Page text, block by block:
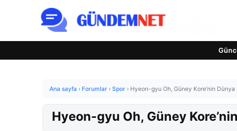
Ana sayfa › Forumlar › Spor › Hyeon-gyu Oh, Güney Kore’nin
Hyeon-gyu Oh, Güney